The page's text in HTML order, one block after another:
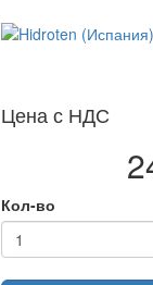
Цена с НДС
Кол-во